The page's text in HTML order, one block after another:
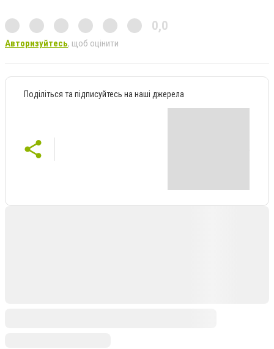
0,0
Авторизуйтесь, щоб оцінити
Поділіться та підписуйтесь на наші джерела